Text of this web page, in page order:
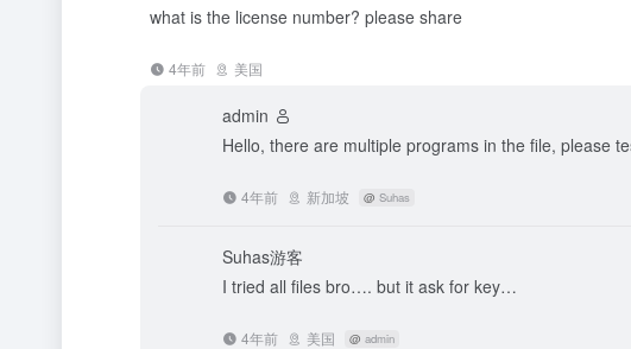
what is the license number? please share
4年前 美国
admin
Hello, there are multiple programs in the file, please
4年前 新加坡 @ Suhas
Suhas游客
I tried all files bro…. but it ask for key…
4年前 美国 @ admin